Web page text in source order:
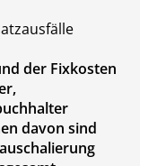
der Fixkosten
davon sind